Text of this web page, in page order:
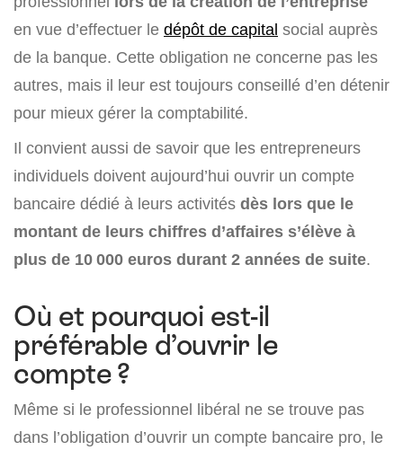
en vue d’effectuer le dépôt de capital social auprès
de la banque. Cette obligation ne concerne pas les
autres, mais il leur est toujours conseillé d’en détenir
pour mieux gérer la comptabilité.
Il convient aussi de savoir que les entrepreneurs
individuels doivent aujourd’hui ouvrir un compte
bancaire dédié à leurs activités dès lors que le
montant de leurs chiffres d’affaires s’élève à
plus de 10 000 euros durant 2 années de suite.
Où et pourquoi est-il
préférable d’ouvrir le
compte ?
Même si le professionnel libéral ne se trouve pas
dans l’obligation d’ouvrir un compte bancaire pro, le